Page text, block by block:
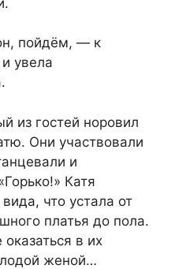
пойдём, — к
увела
из гостей норовил
Они участвовали
и
Катя
что устала от
платья до пола.
в их
женой…